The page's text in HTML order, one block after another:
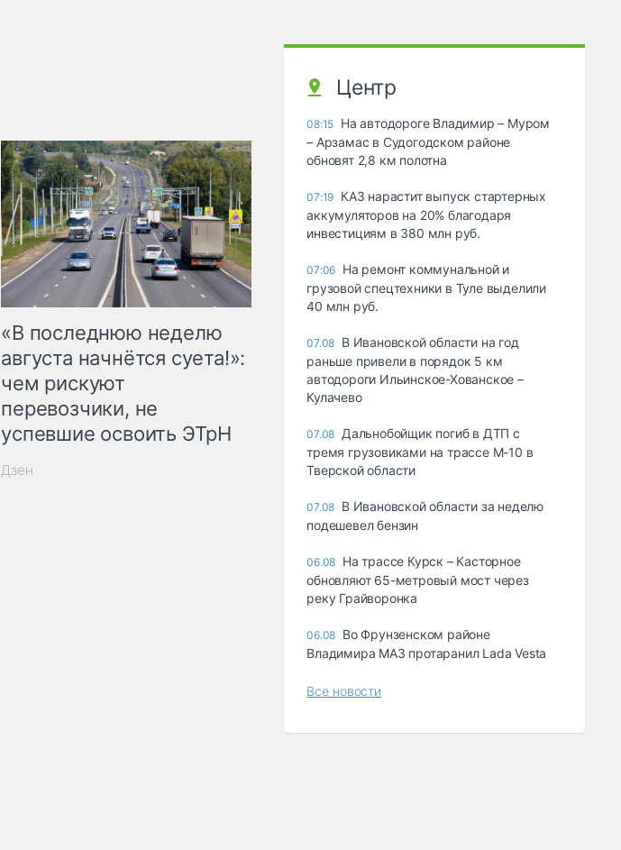
«В последнюю неделю
августа начнётся суета!»:
чем рискуют
перевозчики, не
успевшие освоить ЭТрН
Дзен
Центр
08:15 На автодороге Владимир – Муром
– Арзамас в Судогодском районе
обновят 2,8 км полотна
07:19 КАЗ нарастит выпуск стартерных
аккумуляторов на 20% благодаря
инвестициям в 380 млн руб.
07:06 На ремонт коммунальной и
грузовой спецтехники в Туле выделили
40 млн руб.
07.08 В Ивановской области на год
раньше привели в порядок 5 км
автодороги Ильинское-Хованское –
Кулачево
07.08 Дальнобойщик погиб в ДТП с
тремя грузовиками на трассе М-10 в
Тверской области
07.08 В Ивановской области за неделю
подешевел бензин
06.08 На трассе Курск – Касторное
обновляют 65-метровый мост через
реку Грайворонка
06.08 Во Фрунзенском районе
Владимира МАЗ протаранил Lada Vesta
Все новости